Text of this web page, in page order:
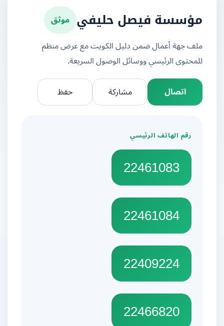
مؤسسة فيصل حليفي موثق
ملف جهة أعمال ضمن دليل الكويت مع عرض منظم
للمحتوى الرئيسي ووسائل الوصول السريعة.
اتصال
مشاركة
رقم الهاتف الرئيسي
22461083
22461084
22409224
22466820